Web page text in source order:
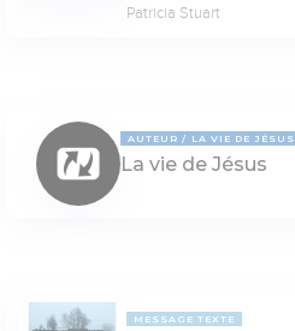
Patricia Stuart
AUTEUR LA VIE DE JÉSUS
La vie de Jésus
MESSAGE TEXTE